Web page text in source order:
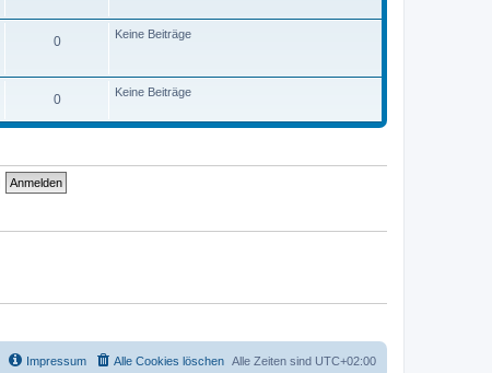
0 Keine Beiträge
0 Keine Beiträge
Alle Zeiten sind UTC+02:00
Alle Cookies löschen
Impressum